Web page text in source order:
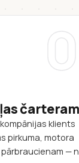
čarteram
klients
pirkuma, motora
—